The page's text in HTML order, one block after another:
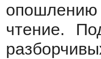
чтение.